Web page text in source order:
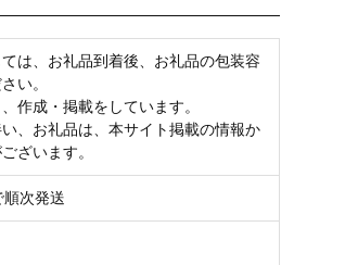
は、お礼品到着後、お礼品の包装容
い。
作成・掲載をしています。
、お礼品は、本サイト掲載の情報か
ざいます。
次発送